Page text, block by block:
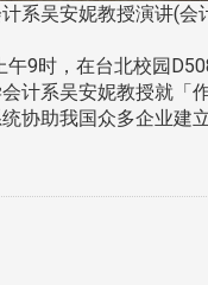
吴安妮教授演讲(会
时，在台北校园
计系吴安妮教授就「
统协助我国众多企业